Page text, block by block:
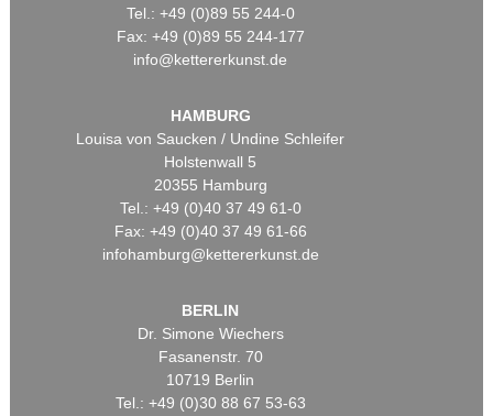
Tel.: +49 (0)89 55 244-0
Fax: +49 (0)89 55 244-177
info@kettererkunst.de
HAMBURG
Louisa von Saucken / Undine Schleifer
Holstenwall 5
20355 Hamburg
Tel.: +49 (0)40 37 49 61-0
Fax: +49 (0)40 37 49 61-66
infohamburg@kettererkunst.de
BERLIN
Dr. Simone Wiechers
Fasanenstr. 70
10719 Berlin
Tel.: +49 (0)30 88 67 53-63